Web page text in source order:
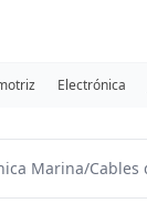
Electrónica
Marina/Cables